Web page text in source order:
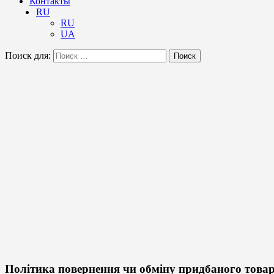
RU
RU
UA
Поиск для: Поиск
Політика повернення чи обміну придбаного